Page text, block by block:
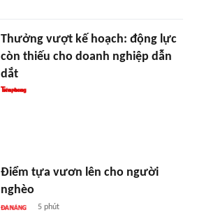
Thưởng vượt kế hoạch: động lực
còn thiếu cho doanh nghiệp dẫn
dắt
Điểm tựa vươn lên cho người
nghèo
5 phút